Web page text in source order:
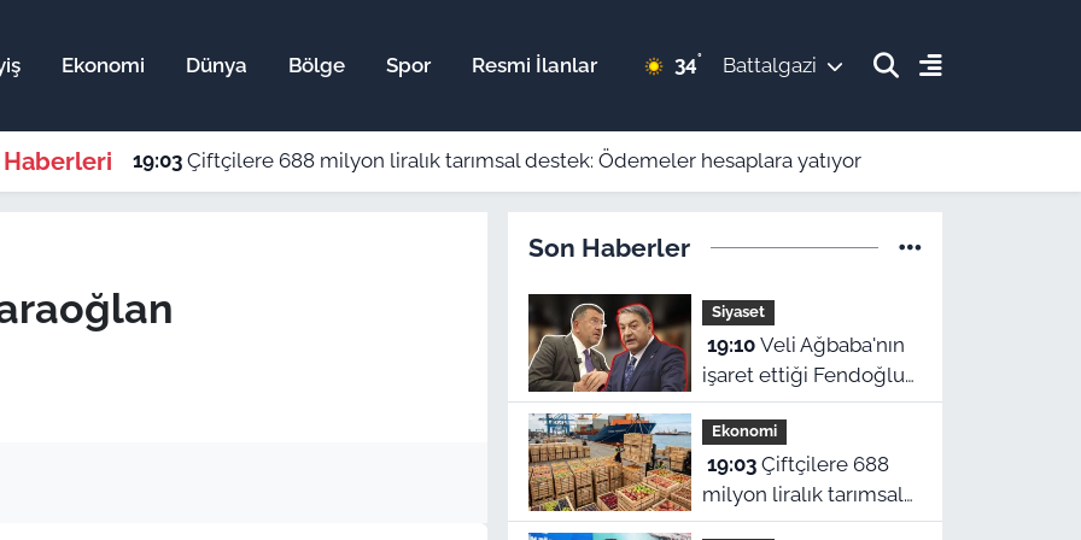
Ekonomi Dünya Bölge Spor Resmi İlanlar 34° Battalgazi
Haberleri 19:03 Çiftçilere 688 milyon liralık tarımsal destek: Ödemeler hesaplara yatıyor
Son Haberler
Siyaset
19:10Veli Ağbaba'nın
işaret ettiği Fendoğlu
konuştu: "Kimse
kimseye kefil olamaz"
Ekonomi
19:03Çiftçilere 688
milyon liralık tarımsal
destek: Ödemeler